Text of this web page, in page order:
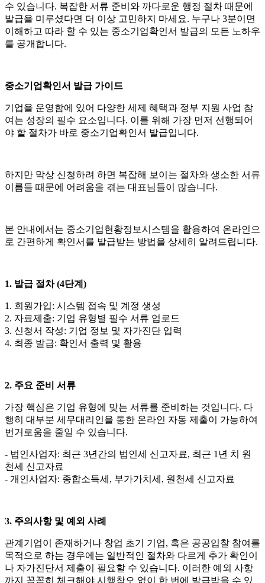
수 있습니다. 복잡한 서류 준비와 까다로운 행정 절차 때문에
발급을 미루셨다면 더 이상 고민하지 마세요. 누구나 3분이면
이해하고 따라 할 수 있는 중소기업확인서 발급의 모든 노하우
를 공개합니다.
중소기업확인서 발급 가이드
기업을 운영함에 있어 다양한 세제 혜택과 정부 지원 사업 참
여는 성장의 필수 요소입니다. 이를 위해 가장 먼저 선행되어
야 할 절차가 바로 중소기업확인서 발급입니다.
하지만 막상 신청하려 하면 복잡해 보이는 절차와 생소한 서류
이름들 때문에 어려움을 겪는 대표님들이 많습니다.
본 안내에서는 중소기업현황정보시스템을 활용하여 온라인으
로 간편하게 확인서를 발급받는 방법을 상세히 알려드립니다.
1. 발급 절차 (4단계)
1. 회원가입: 시스템 접속 및 계정 생성
2. 자료제출: 기업 유형별 필수 서류 업로드
3. 신청서 작성: 기업 정보 및 자가진단 입력
4. 최종 발급: 확인서 출력 및 활용
2. 주요 준비 서류
가장 핵심은 기업 유형에 맞는 서류를 준비하는 것입니다. 다
행히 대부분 세무대리인을 통한 온라인 자동 제출이 가능하여
번거로움을 줄일 수 있습니다.
- 법인사업자: 최근 3년간의 법인세 신고자료, 최근 1년 치 원
천세 신고자료
- 개인사업자: 종합소득세, 부가가치세, 원천세 신고자료
3. 주의사항 및 예외 사례
관계기업이 존재하거나 창업 초기 기업, 혹은 공공입찰 참여를
목적으로 하는 경우에는 일반적인 절차와 다르게 추가 확인이
나 자가진단서 제출이 필요할 수 있습니다. 이러한 예외 사항
까지 꼼꼼히 체크해야 시행착오 없이 한 번에 발급받을 수 있